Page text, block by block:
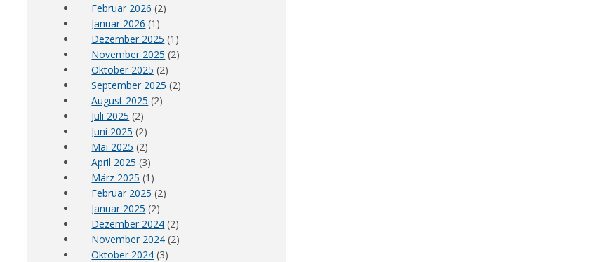
Februar 2026 (2)
Januar 2026 (1)
Dezember 2025 (1)
November 2025 (2)
Oktober 2025 (2)
September 2025 (2)
August 2025 (2)
Juli 2025 (2)
Juni 2025 (2)
Mai 2025 (2)
April 2025 (3)
März 2025 (1)
Februar 2025 (2)
Januar 2025 (2)
Dezember 2024 (2)
November 2024 (2)
Oktober 2024 (3)